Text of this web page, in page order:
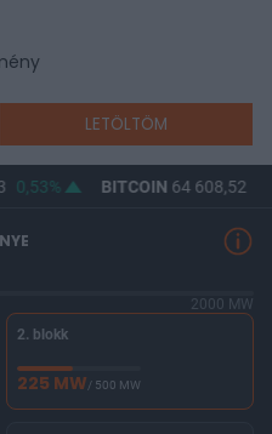
LETÖLTÖM
0,53% BITCOIN64 608,52
2000 MW
2. blokk
225 MW/ 500 MW